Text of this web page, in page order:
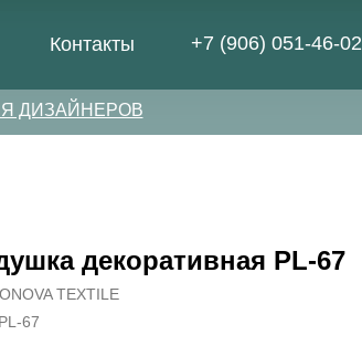
Контакты +7 (906) 051-46-02
ДИЗАЙНЕРОВ
декоративная PL-67
TEXTILE
PL-67